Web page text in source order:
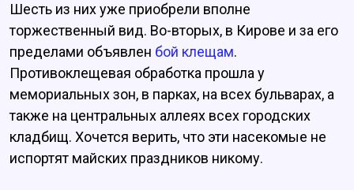
Шесть из них уже приобрели вполне
торжественный вид. Во-вторых, в Кирове и за его
пределами объявлен бой клещам.
Противоклещевая обработка прошла у
мемориальных зон, в парках, на всех бульварах, а
также на центральных аллеях всех городских
кладбищ. Хочется верить, что эти насекомые не
испортят майских праздников никому.